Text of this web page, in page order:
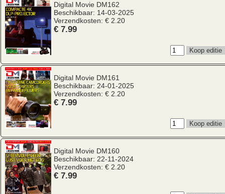
Digital Movie DM162
Beschikbaar: 14-03-2025
Verzendkosten: € 2.20
€ 7.99
Digital Movie DM161
Beschikbaar: 24-01-2025
Verzendkosten: € 2.20
€ 7.99
Digital Movie DM160
Beschikbaar: 22-11-2024
Verzendkosten: € 2.20
€ 7.99